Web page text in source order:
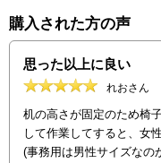
購入された方の声
思った以上に良い
れおさん
机の高さが固定のため椅
して作業してすると、女
(事務用は男性サイズなの